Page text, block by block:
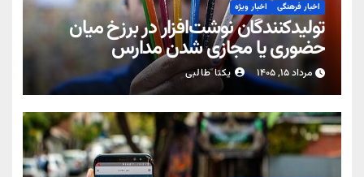
اخبار فرهنگی اخبار ویژه
تولیدکنندگان نوشت‌افزار در برزخ میان
حضوری یا مجازی شدن مدارس
مرداد ۱۵, ۱۴۰۵ یکتا طالبی